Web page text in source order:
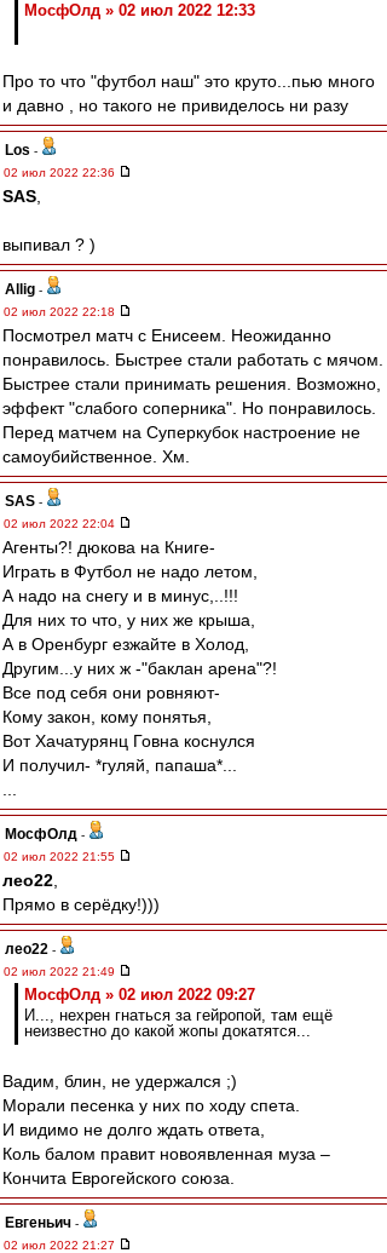
МосфОлд » 02 июл 2022 12:33
Про то что "футбол наш" это круто...пью много
и давно , но такого не привиделось ни разу
Los -
02 июл 2022 22:36
SAS
выпивал ? )
Allig -
02 июл 2022 22:18
Посмотрел матч с Енисеем. Неожиданно
понравилось. Быстрее стали работать с мячом.
Быстрее стали принимать решения. Возможно,
эффект "слабого соперника". Но понравилось.
Перед матчем на Суперкубок настроение не
самоубийственное. Хм.
SAS -
02 июл 2022 22:04
Агенты?! дюкова на Книге-
Играть в Футбол не надо летом,
А надо на снегу и в минус,..!!!
Для них то что, у них же крыша,
А в Оренбург езжайте в Холод,
Другим...у них ж -"баклан арена"?!
Все под себя они ровняют-
Кому закон, кому понятья,
Вот Хачатурянц Говна коснулся
И получил- *гуляй, папаша*...
МосфОлд -
02 июл 2022 21:55
лео22
Прямо в серёдку!)))
лео22 -
02 июл 2022 21:49
МосфОлд » 02 июл 2022 09:27
И..., нехрен гнаться за гейропой, там ещё
неизвестно до какой жопы докатятся...
Вадим, блин, не удержался ;)
Морали песенка у них по ходу спета.
И видимо не долго ждать ответа,
Коль балом правит новоявленная муза –
Кончита Еврогейского союза.
Евгеньич -
02 июл 2022 21:27